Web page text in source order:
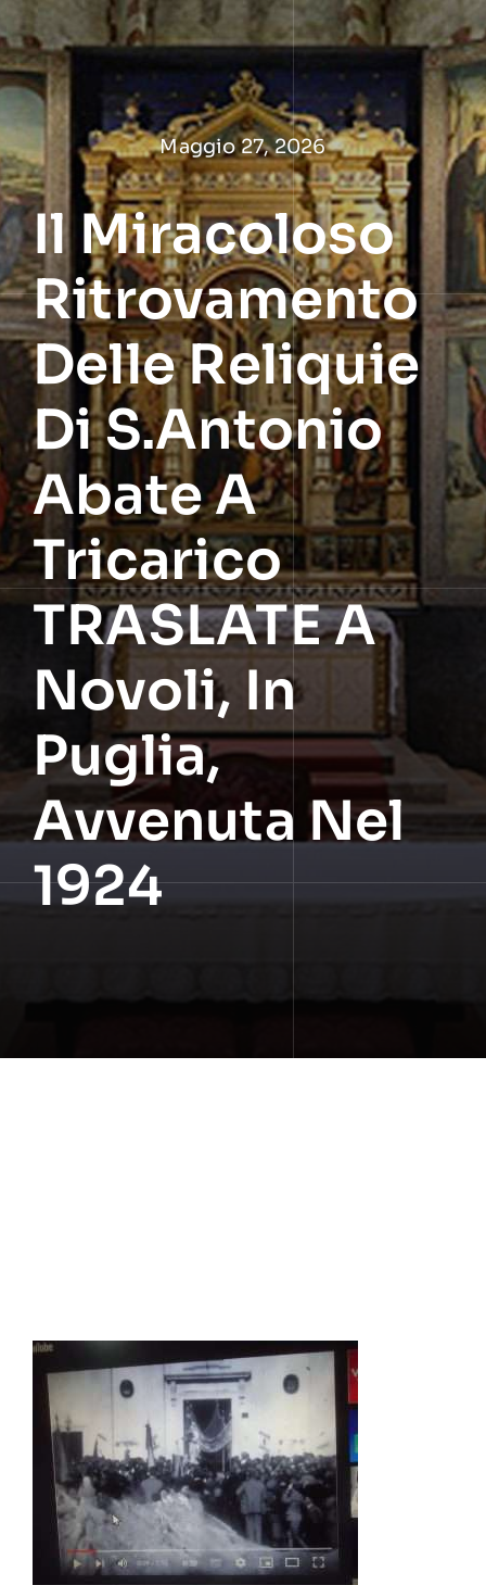
Salta
al
contenuto
Maggio 27, 2026
Il Miracoloso
Ritrovamento
Delle Reliquie
Di S.Antonio
Abate A
Tricarico
TRASLATE A
Novoli, In
Puglia,
Avvenuta Nel
1924